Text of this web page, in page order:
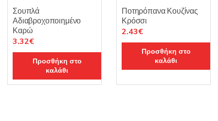
Σουπλά
Αδιαβροχοποιημένο
Καρώ
Original
price
3.32€Η
τρέχουσα
τιμή
είναι:
3.32€.
Προσθήκη στο
καλάθι
Ποτηρόπανα Κουζίνας
Κρόσσι
Original
price
2.43€Η
τρέχουσα
τιμή
είναι:
Προσθήκη στο
καλάθι